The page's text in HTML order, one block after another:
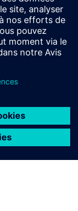
free USB OT-
against malicious